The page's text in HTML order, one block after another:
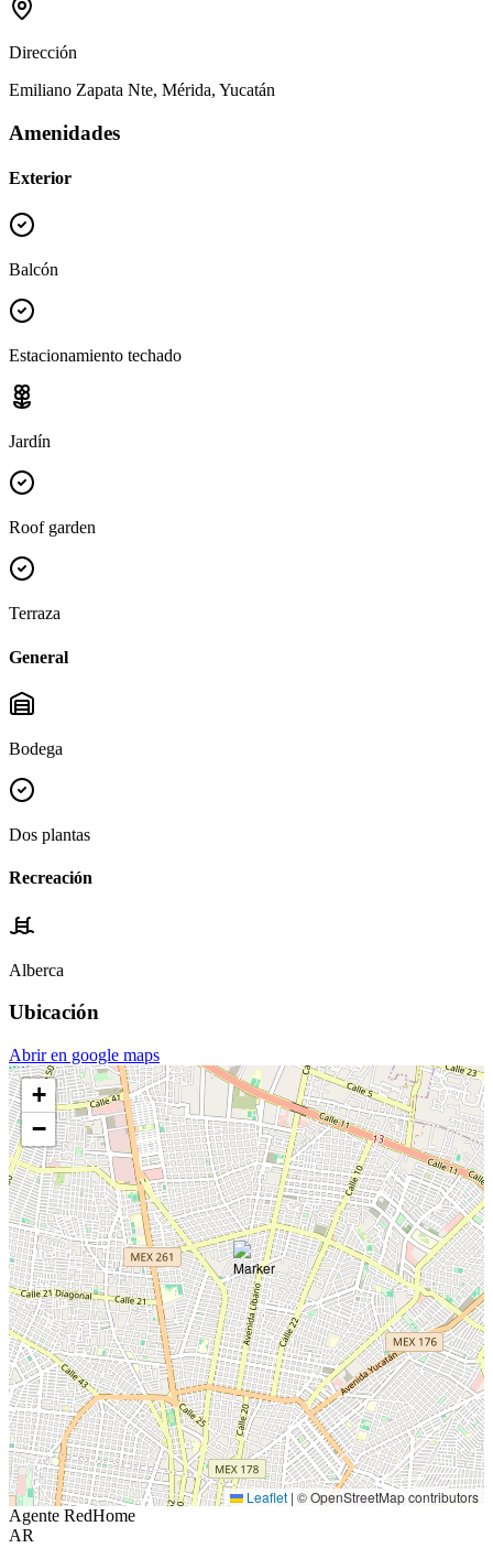
Dirección
Emiliano Zapata Nte, Mérida, Yucatán
Amenidades
Exterior
Balcón
Estacionamiento techado
Jardín
Roof garden
Terraza
General
Bodega
Dos plantas
Recreación
Alberca
Ubicación
Abrir en google maps
+
−
Leaflet | © OpenStreetMap contributors
Agente RedHome
AR